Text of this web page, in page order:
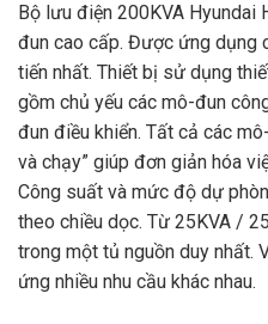
Bộ lưu điện 200KVA Hyundai
đun cao cấp. Được ứng dụng
tiến nhất. Thiết bị sử dụng
gồm chủ yếu các mô-đun
đun điều khiển. Tất cả các
và chạy” giúp đơn giản hóa
Công suất và mức độ dự
theo chiều dọc. Từ 25KVA /
trong một tủ nguồn duy nhất.
ứng nhiều nhu cầu khác nhau.